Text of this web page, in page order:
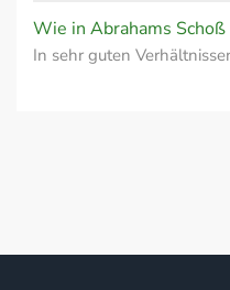
Wie in Abrahams Schoß
In sehr guten